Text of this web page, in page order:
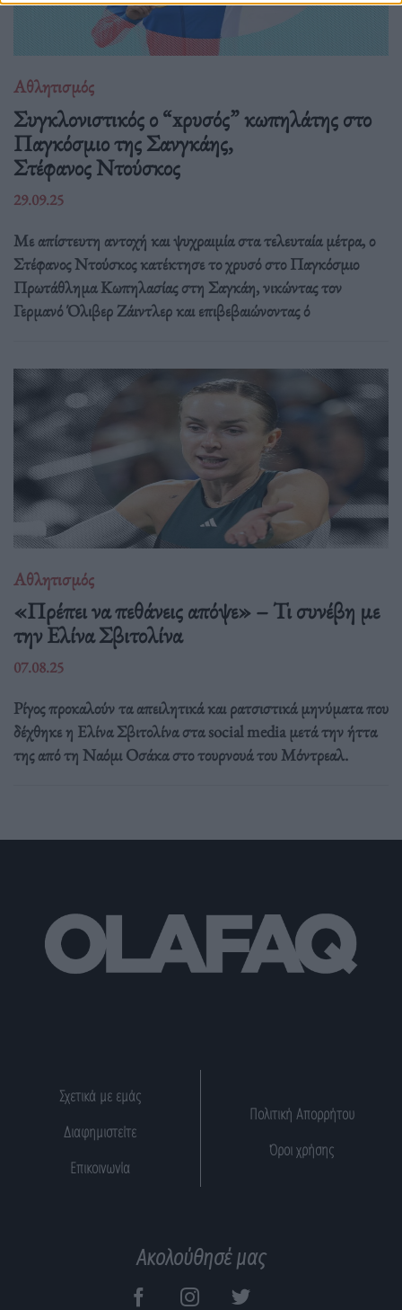
Αθλητισμός
Συγκλονιστικός ο “xρυσός” κωπηλάτης στο
Παγκόσμιο της Σανγκάης,
Στέφανος Ντούσκος
29.09.25
Με απίστευτη αντοχή και ψυχραιμία στα τελευταία μέτρα, ο
Στέφανος Ντούσκος κατέκτησε το χρυσό στο Παγκόσμιο
Πρωτάθλημα Κωπηλασίας στη Σαγκάη, νικώντας τον
Γερμανό Όλιβερ Ζάιντλερ και επιβεβαιώνοντας ό
Αθλητισμός
«Πρέπει να πεθάνεις απόψε» – Τι συνέβη με
την Ελίνα Σβιτολίνα
07.08.25
Ρίγος προκαλούν τα απειλητικά και ρατσιστικά μηνύματα που
δέχθηκε η Ελίνα Σβιτολίνα στα social media μετά την ήττα
της από τη Ναόμι Οσάκα στο τουρνουά του Μόντρεαλ.
Σχετικά με εμάς
Διαφημιστείτε
Επικοινωνία
Πολιτική Απορρήτου
Όροι χρήσης
Ακολούθησέ μας